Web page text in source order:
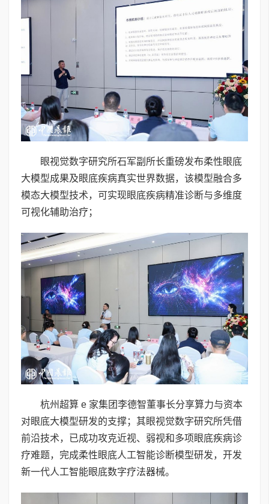
眼视觉数字研究所石军副所长重磅发布柔性眼底
大模型成果及眼底疾病真实世界数据，该模型融合多
模态大模型技术，可实现眼底疾病精准诊断与多维度
可视化辅助治疗；
杭州超算 e 家集团李德智董事长分享算力与资本
对眼底大模型研发的支撑；其眼视觉数字研究所凭借
前沿技术，已成功攻克近视、弱视和多项眼底疾病诊
疗难题，完成柔性眼底人工智能诊断模型研发，开发
新一代人工智能眼底数字疗法器械。